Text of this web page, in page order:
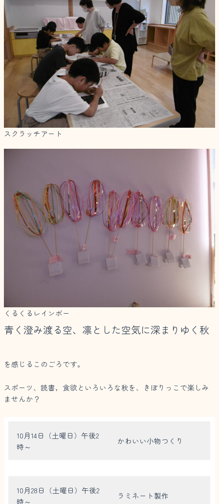
スクラッチアート
くるくるレインボー
青く澄み渡る空、凛とした空気に深まりゆく秋
を感じるこのごろです。
スポーツ、読書，食欲といろいろな秋を、きぼりっこで楽しみ
ませんか？
10月14日（土曜日）午後2
時～
かわいい小物つくり
10月28日（土曜日）午後2
時～
ラミネート製作